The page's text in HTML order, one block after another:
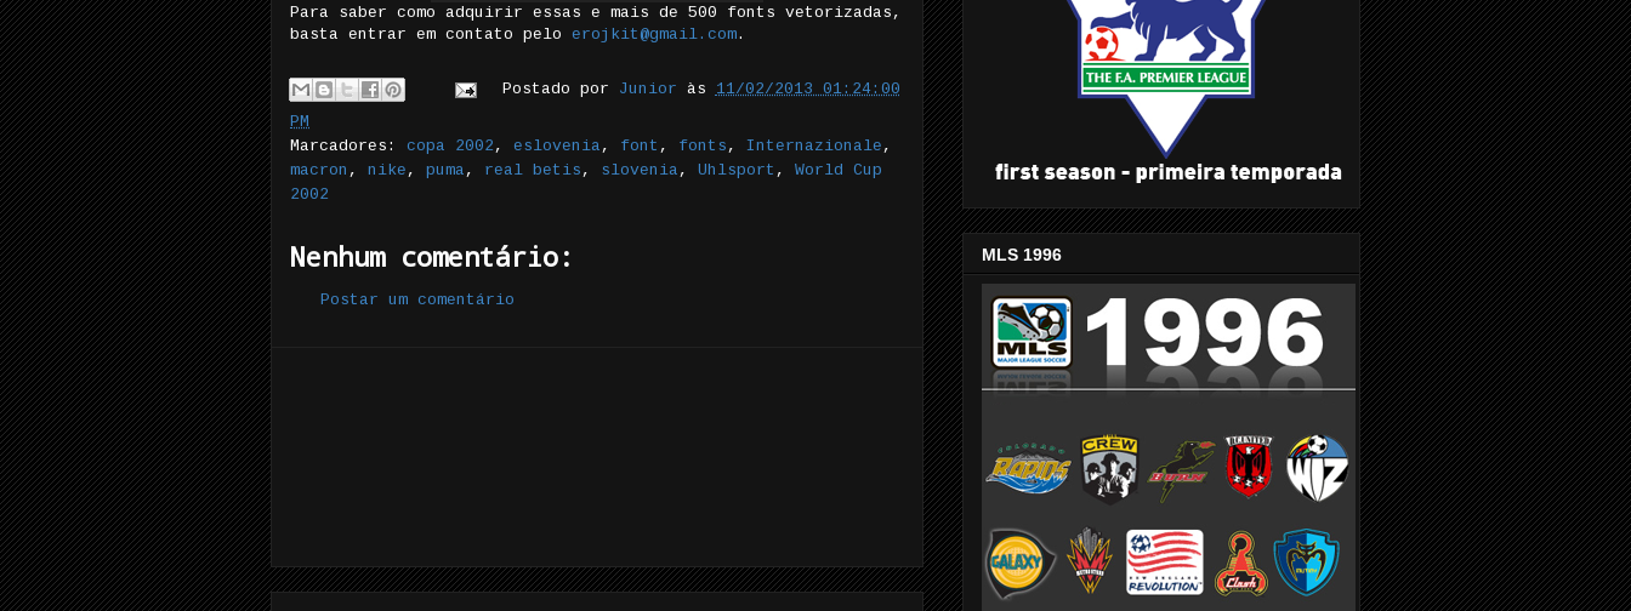
Para saber como adquirir essas e mais de 500 fonts vetorizadas,
basta entrar em contato pelo erojkit@gmail.com.
Postado por Junior às 11/02/2013 01:24:00
PM
Marcadores: copa 2002 , eslovenia , font , fonts , Internazionale ,
macron , nike , puma , real betis , slovenia , Uhlsport , World Cup
2002
Nenhum comentário:
Postar um comentário
MLS 1996